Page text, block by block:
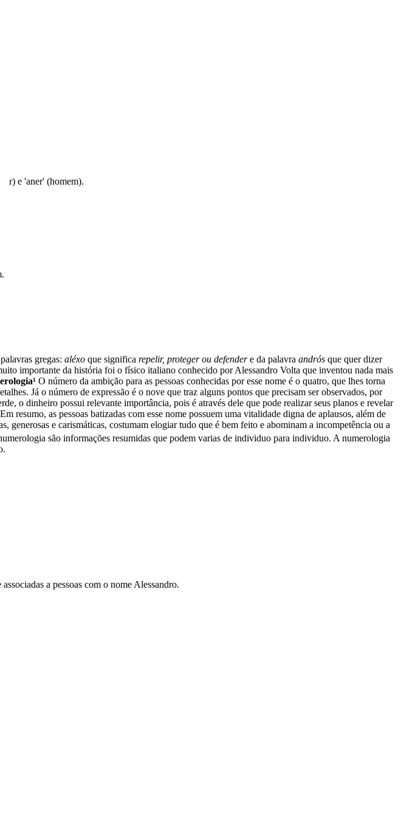
e 'aner' (homem).
gregas: aléxo que significa repelir, proteger ou defendere da palavra andrós que quer dizer
importante da história foi o físico italiano conhecido por Alessandro Volta que inventou nada mais
O número da ambição para as pessoas conhecidas por esse nome é o quatro, que lhes torna
Já o número de expressão é o nove que traz alguns pontos que precisam ser observados, por
o dinheiro possui relevante importância, pois é através dele que pode realizar seus planos e revelar
resumo, as pessoas batizadas com esse nome possuem uma vitalidade digna de aplausos, além de
generosas e carismáticas, costumam elogiar tudo que é bem feito e abominam a incompetência ou a
são informações resumidas que podem varias de individuo para individuo. A numerologia
a pessoas com o nome Alessandro.